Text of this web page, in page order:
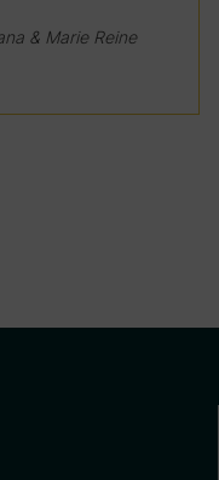
& Marie Reine